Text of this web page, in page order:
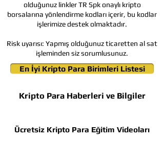
Ücretsiz Kripto Para Eğitim Videoları
Kripto Para Haberleri ve Bilgiler
En İyi Kripto Para Birimleri Listesi
olduğunuz linkler TR Spk onaylı kripto
borsalarına yönlendirme kodları içerir, bu kodlar
işlerimize destek olmaktadır.
Risk uyarısı: Yapmış olduğunuz ticaretten al sat
işleminden siz sorumlusunuz.